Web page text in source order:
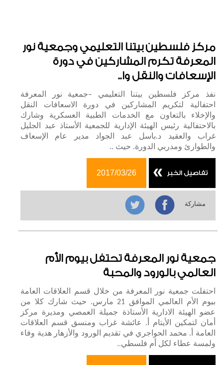
الخطة الاستراتيجية
دليل المستفيدين
اتصل بنا
دليل المستفيدين
معايير الكفالات
معايير المساعدات
أخبار ونشاطات
المشاريع المنجزة
تقديم طلب توظيف
تقديم طلب تطوع
طلب كفالة / مساعدة
اعلانات الجمعية
المرئيات
معرض الصور
مركز فلسطين بيتنا التعليمي وجمعية نور
المعرفة تكرم المشاركين في دورة
الإسعافات والنقل وا..
نفذ مركز فلسطين بيتنا التعليمي –جمعية نور المعرفة
احتفالية لتكريم المشاركين في دورة الاسعافات النقل
والإخلاء بالتعاون مع الخدمات الطبية العسكرية وشارك
بالاحتفالية رئيس الهيئة الإدارية للجمعية الأستاذ عبد الجليل
غراب والعقيد د.باسل عبد الجواد مدير عام الإسعاف
والطوارئ ومدربي الدورة. حيث ..
تفاصيل الخبر 2017/03/26
مشاركة
جمعية نور المعرفة تحتفل بيوم الأم
العالمي بالورود والمحبة
احتفلت جمعية نور المعرفة من خلال قسم العلاقات العامة
بيوم الأم العالمي الموافق 21 مارس. حيث شارك كلا من
عضو الهيئة الادارية الأستاذة جميلة العمصي ومديرة مركز
أمان لتمكين الأيتام أ. عائشة غراب ومنسق قسم العلاقات
العامة أ. محمد الحواجري في تقديم الورود والأزهار هدية وفاء
ولمسة عطاء لكل أم فلسطي..